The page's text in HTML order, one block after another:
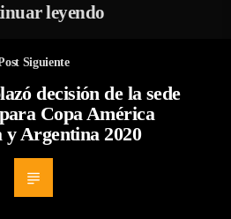
leyendo
Siguiente
decisión de la sede
Copa América
y Argentina 2020